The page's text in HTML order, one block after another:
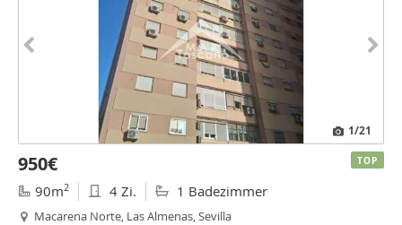
1/21
950€
90m2 4 Zi. 1 Badezimmer
Macarena Norte, Las Almenas, Sevilla
TOP